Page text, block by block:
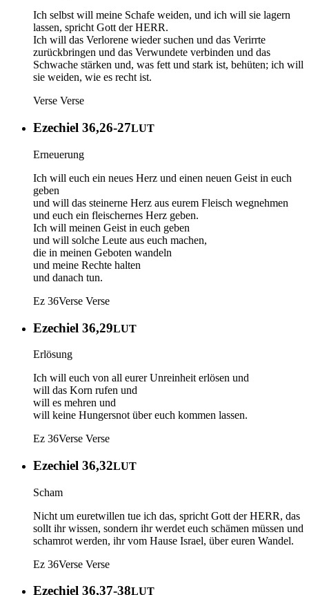
Ich selbst will meine Schafe weiden, und ich will sie lagern
lassen, spricht Gott der HERR.
Ich will das Verlorene wieder suchen und das Verirrte
zurückbringen und das Verwundete verbinden und das
Schwache stärken und, was fett und stark ist, behüten; ich will
sie weiden, wie es recht ist.
Verse Verse
Ezechiel 36,26-27LUT
Erneuerung
Ich will euch ein neues Herz und einen neuen Geist in euch
geben
und will das steinerne Herz aus eurem Fleisch wegnehmen
und euch ein fleischernes Herz geben.
Ich will meinen Geist in euch geben
und will solche Leute aus euch machen,
die in meinen Geboten wandeln
und meine Rechte halten
und danach tun.
Ez 36Verse Verse
Ezechiel 36,29LUT
Erlösung
Ich will euch von all eurer Unreinheit erlösen und
will das Korn rufen und
will es mehren und
will keine Hungersnot über euch kommen lassen.
Ez 36Verse Verse
Ezechiel 36,32LUT
Scham
Nicht um euretwillen tue ich das, spricht Gott der HERR, das
sollt ihr wissen, sondern ihr werdet euch schämen müssen und
schamrot werden, ihr vom Hause Israel, über euren Wandel.
Ez 36Verse Verse
Ezechiel 36,37-38LUT